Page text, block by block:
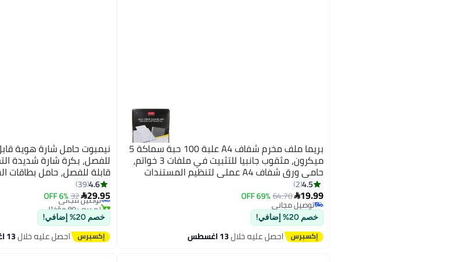
بريما ملف مخرم شفاف A4 علبة 100 حبة سماكة 5
ميكرون، مثقوب جانبيا للتثبيت في ملفات 3 خواتم،
حامي ورق شفاف A4 عملي لتنظيم المستندات
والوثائق اليومية — بريما
4.5
2
19.99
64.70
69% OFF
توصيل مجاني
توصيل مجاني
خصم 20% إضافي!
احصل عليه خلال13 اغسطس
نيمبوت حامل شارة هوية
للفصل، بكرة شارة شديدة
قابلة للفصل، حامل بطاقات
للممرضات والمعلمين
والرجال
4.6
39
29.95
32
6% OFF
توصيل مجاني
تم بيع +80 مؤخرًا
توصيل مجاني
خصم 20% إضافي!
احصل عليه خلال13 اغسطس